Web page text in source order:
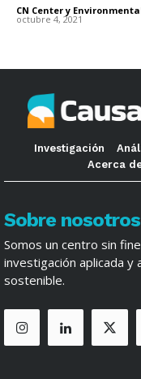
CN Center y
octubre 4, 2021
Investigación
Acerca
Sobre nosotros
Somos un centro sin
investigación aplicada y
sostenible.